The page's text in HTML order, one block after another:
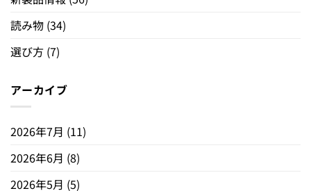
読み物 (34)
選び方 (7)
アーカイブ
2026年7月 (11)
2026年6月 (8)
2026年5月 (5)